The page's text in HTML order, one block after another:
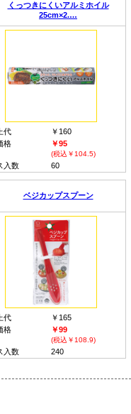
くっつきにくいアルミホイル
25cm×2.…
代
￥160
格
￥95
(税込￥104.5)
入数 60
ベジカップスプーン
代
￥165
格
￥99
(税込￥108.9)
入数 240